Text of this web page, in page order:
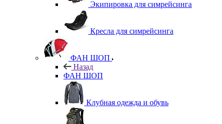
Экипировка для симрейсинга
Кресла для симрейсинга
ФАН ШОП
Назад
ФАН ШОП
Клубная одежда и обувь